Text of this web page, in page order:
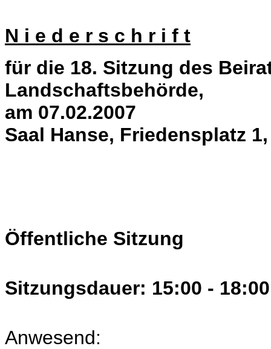
N i e d e r s c h r i f t
für die 18. Sitzung des
Landschaftsbehörde,
am 07.02.2007
Saal Hanse, Friedensplatz
Öffentliche Sitzung
Sitzungsdauer: 15:00 -
Anwesend: